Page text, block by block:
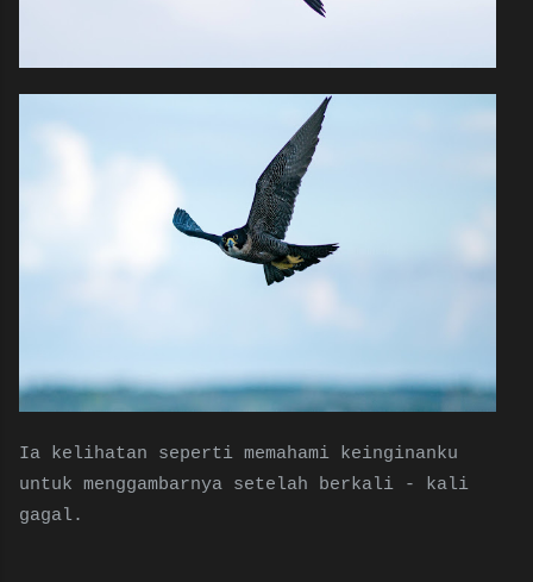
Ia kelihatan seperti memahami keinginanku
untuk menggambarnya setelah berkali - kali
gagal.